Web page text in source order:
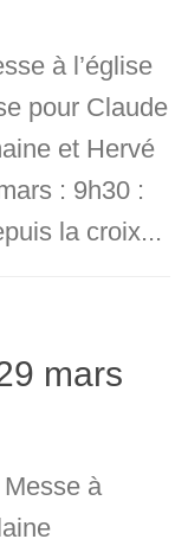
à l’église
pour Claude
et Hervé
: 9h30 :
la croix...
mars
à